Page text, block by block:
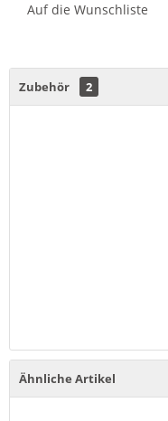
Auf die Wunschliste
Zubehör 2
Ähnliche Artikel